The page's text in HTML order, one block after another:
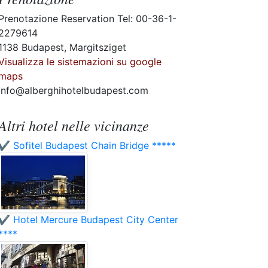
Reservation Tel: 00-36-1-
Budapest, Margitsziget
le sistemazioni su google
hotel nelle vicinanze
Sofitel Budapest Chain Bridge *****
Hotel Mercure Budapest City Center